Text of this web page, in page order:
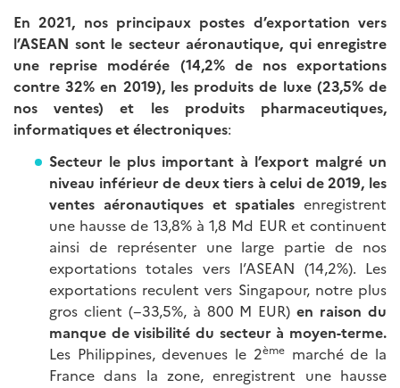
En 2021, nos principaux postes d’exportation vers
l’ASEAN sont le secteur aéronautique, qui enregistre
une reprise modérée (14,2% de nos exportations
contre 32% en 2019), les produits de luxe (23,5% de
nos ventes) et les produits pharmaceutiques,
informatiques et électroniques:
Secteur le plus important à l’export malgré un
niveau inférieur de deux tiers à celui de 2019, les
ventes aéronautiques et spatiales enregistrent
une hausse de 13,8% à 1,8 Md EUR et continuent
ainsi de représenter une large partie de nos
exportations totales vers l’ASEAN (14,2%). Les
exportations reculent vers Singapour, notre plus
gros client (−33,5%, à 800 M EUR)en raison du
manque de visibilité du secteur à moyen-terme.
Les Philippines, devenues le 2èmemarché de la
France dans la zone, enregistrent une hausse